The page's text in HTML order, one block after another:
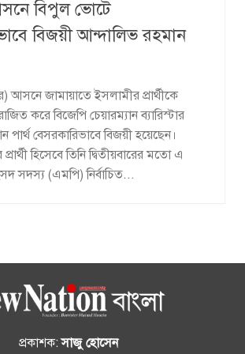
বিপুল ভোটে
বিজয়ী আন্দালিভ রহমান
জামায়াতে ইসলামীর প্রার্থীকে
করে বিজেপি চেয়ারম্যান ব্যারিস্টার
পার্থ বেসরকারিভাবে বিজয়ী হয়েছেন।
হিসেবে তিনি দ্বিতীয়বারের মতো এ
সদস্য (এমপি) নির্বাচিত...
প্রকাশক:সাজু হোসেন